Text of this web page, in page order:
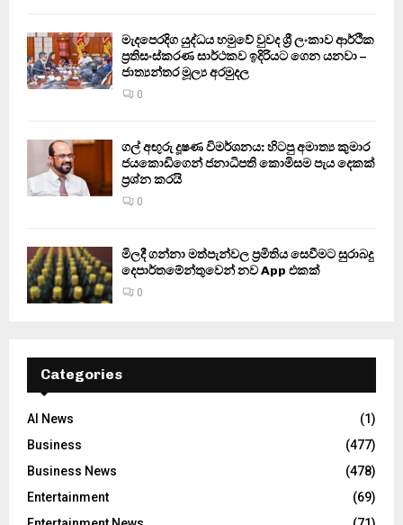
මැදපෙරදිග යුද්ධය හමුවේ වුවද ශ්‍රී ලංකාව ආර්ථික
ප්‍රතිසංස්කරණ සාර්ථකව ඉදිරියට ගෙන යනවා –
ජාත්‍යන්තර මූල්‍ය අරමුදල
0
ගල් අඟුරු දූෂණ විමර්ශනය: හිටපු අමාත්‍ය කුමාර
ජයකොඩිගෙන් ජනාධිපති කොමිසම පැය දෙකක්
ප්‍රශ්න කරයි
0
මිලදී ගන්නා මත්පැන්වල ප්‍රමිතිය සෙවීමට සුරාබදු
දෙපාර්තමේන්තුවෙන් නව App එකක්
0
Categories
AI News
(1)
Business
(477)
Business News
(478)
Entertainment
(69)